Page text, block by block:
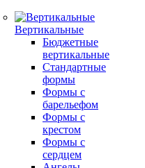
Вертикальные
Бюджетные
вертикальные
Стандартные
формы
Формы с
барельефом
Формы с
крестом
Формы с
сердцем